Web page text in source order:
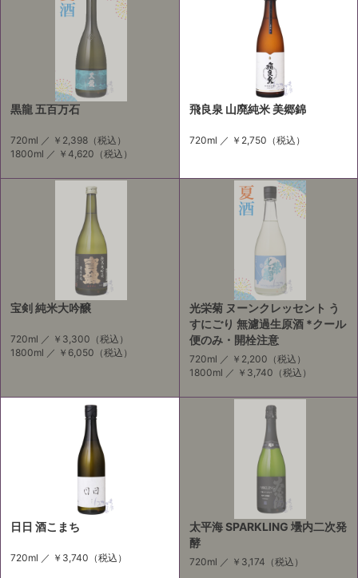
黒龍 五百万石
720ml ／ ￥2,398 （税込）
1800ml ／ ￥4,620 （税込）
飛良泉 山廃純米 美郷錦
720ml ／ ￥2,750 （税込）
宝剣 純米大吟醸
720ml ／ ￥3,300 （税込）
1800ml ／ ￥6,050 （税込）
光栄菊 ヌーンクレッセント う
すにごり 無濾過生原酒 *クール
便のみ・開栓注意
720ml ／ ￥2,200 （税込）
1800ml ／ ￥3,740 （税込）
日日 酒こまち
720ml ／ ￥3,740 （税込）
太平海 SPARKLING 壜内二次発
酵
720ml ／ ￥3,174 （税込）